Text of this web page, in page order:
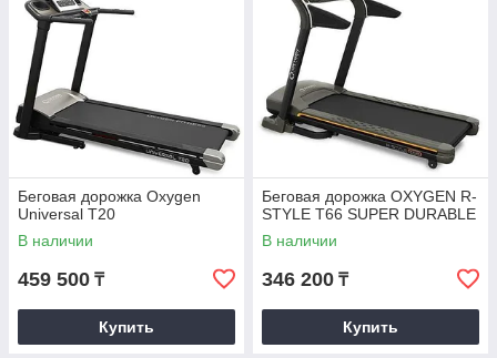
Беговая дорожка Oxygen
Universal T20
В наличии
459 500 ₸
Купить
Беговая дорожка OXYGEN R-
STYLE T66 SUPER DURABLE
В наличии
346 200 ₸
Купить